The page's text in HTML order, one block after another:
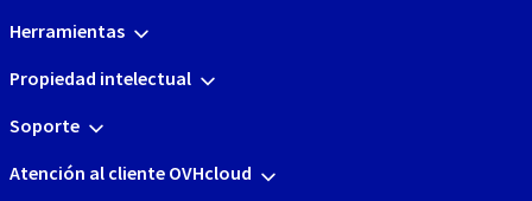
Herramientas
Propiedad intelectual
Soporte
Atención al cliente OVHcloud